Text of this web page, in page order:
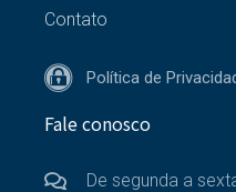
Contato
Política de
Fale conosco
De segunda a